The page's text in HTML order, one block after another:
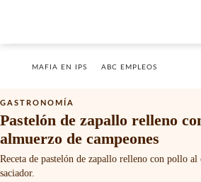
MAFIA EN IPS ABC EMPLEOS
GASTRONOMÍA
Pastelón de zapallo relleno
almuerzo de campeones
Receta de pastelón de zapallo relleno con pollo
saciador.